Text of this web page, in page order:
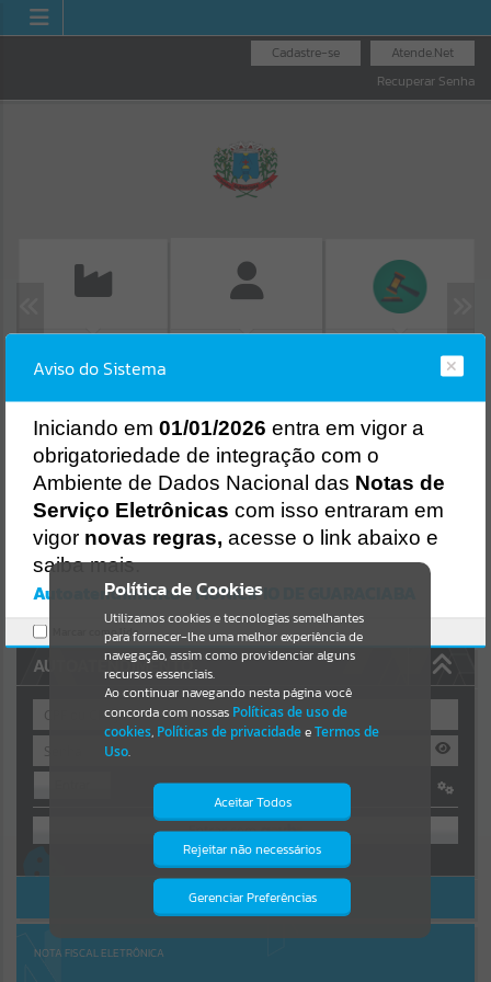
Atende.Net
Cadastre-se
Recuperar Senha
ISS/ALVARÁ
Resultados para""
Portais
Por favor, aguarde...
NOTÍCIAS
Por favor, aguarde...
Por favor, aguarde...
AUTOATENDIMENTO
OU
Cadastre-se|Recuperar Senha
ACESSAR SEM LOGIN
NOTA FISCAL ELETRÔNICA
Política de Cookies
Utilizamos cookies e tecnologias semelhantes
para fornecer-lhe uma melhor experiência de
navegação, assim como providenciar alguns
recursos essenciais.
Ao continuar navegando nesta página você
concorda com nossas Políticas de uso de
cookies, Políticas de privacidadeeTermos de
Uso.
Aceitar Todos
Rejeitar não necessários
Gerenciar Preferências
Isto significa que diversos recursos
providenciados poderão não estar
Aviso do Sistema
Iniciando em 01/01/2026 entra em vigor a
obrigatoriedade de integração com o
Ambiente de Dados Nacional das Notas de
Serviço Eletrônicas com isso entraram em
vigor novas regras, acesse o link abaixo e
saiba mais.
Autoatendimento - MUNICIPIO DE GUARACIABA
Marcar como lido.
Erro
Gerenciamento do Sistema
CÓDIGO DA MENSAGEM:
Ocorreu um erro de script:
Uncaught SyntaxError: Unexpected token '('
https://guaraciaba.atende.net/cidadao/pagina/static/bundle/wpo_in
dex_2_base_l2_portal_editores_sync_d9fb77cfd5741fafc9972edc7a6
41fea.js?v=83d4f602:47
Verificar Mais Detalhes